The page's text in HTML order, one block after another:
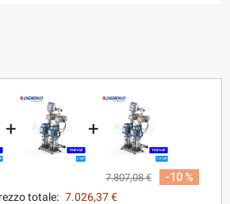
+ +
7.807,08 €
-10 %
totale: 7.026,37 €